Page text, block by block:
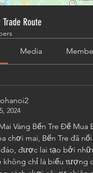
Route
Media
2024
Vàng Bến Tre Để Mua
chơi mai, Bến Tre đã
được lai tạo bởi
không chỉ là biểu tượng